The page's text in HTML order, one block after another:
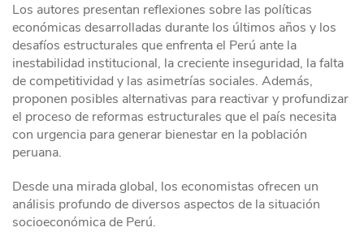
Los autores presentan reflexiones sobre las políticas
económicas desarrolladas durante los últimos años y los
desafíos estructurales que enfrenta el Perú ante la
inestabilidad institucional, la creciente inseguridad, la falta
de competitividad y las asimetrías sociales. Además,
proponen posibles alternativas para reactivar y profundizar
el proceso de reformas estructurales que el país necesita
con urgencia para generar bienestar en la población
peruana.
Desde una mirada global, los economistas ofrecen un
análisis profundo de diversos aspectos de la situación
socioeconómica de Perú.